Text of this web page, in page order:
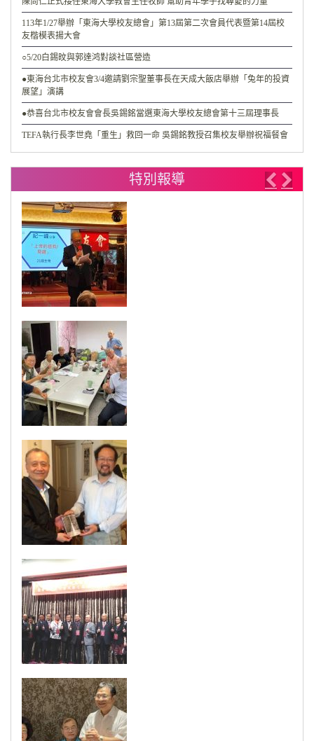
113年1/27舉辦「東海大學校友總會」第13屆第二次會員代表暨第14屆校
友楷模表揚大會
○5/20白錫旼與郭達鸿對談社區營造
●東海台北市校友會3/4邀請劉宗聖董事長在天成大飯店舉辦「兔年的投資
展望」演講
●恭喜台北市校友會會長吳錫銘當選東海大學校友總會第十三屆理事長
TEFA執行長李世堯「重生」救回一命 吳錫銘教授召集校友舉辦祝福餐會
特別報導